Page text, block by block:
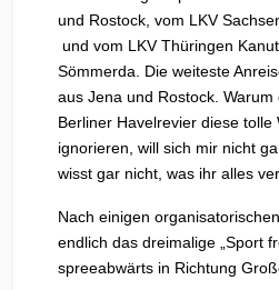
und Rostock, vom LKV
und vom LKV Thüringen
Sömmerda. Die weiteste
aus Jena und Rostock. Warum
Berliner Havelrevier diese tolle
ignorieren, will sich mir nicht
wisst gar nicht, was ihr alles
Nach einigen
endlich das dreimalige „Sport
spreeabwärts in Richtung